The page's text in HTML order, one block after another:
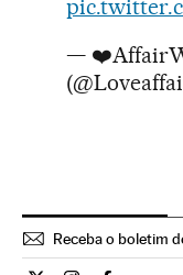
—
Receba o boletim